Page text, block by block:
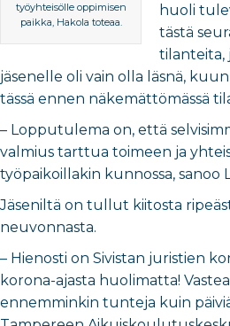
työyhteisölle oppimisen
paikka, Hakola toteaa.
huoli
tästä
tilanteita,
jäsenelle oli vain olla läsnä,
tässä ennen näkemättömässä
– Lopputulema on, että
valmius tarttua toimeen ja
työpaikoillakin kunnossa, sanoo
Jäseniltä on tullut kiitosta
neuvonnasta.
– Hienosti on Sivistan juristien
korona-ajasta huolimatta!
ennemminkin tunteja kuin